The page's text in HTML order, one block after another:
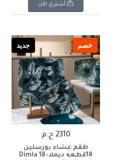
أشتري الآن
خصم جديد
2310 ج.م
طقم عشاء بورسلين
18قطعه ديملاDimla 18-